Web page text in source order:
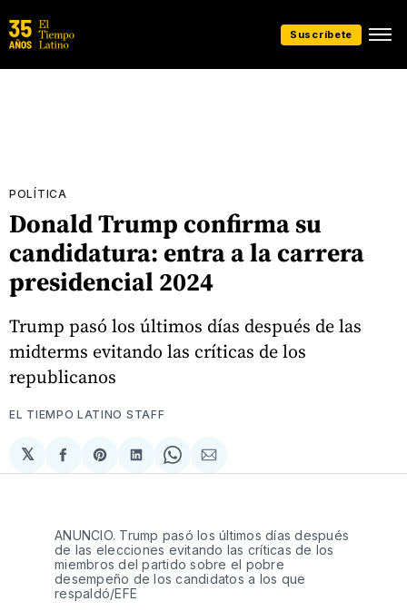
Suscríbete
POLÍTICA
Donald Trump confirma su
candidatura: entra a la carrera
presidencial 2024
Trump pasó los últimos días después de las
midterms evitando las críticas de los
republicanos
EL TIEMPO LATINO STAFF
𝕏
Compartir
en
Share
on
Compartir
en
Share
on
Compartir
via
ANUNCIO. Trump pasó los últimos días después
de las elecciones evitando las críticas de los
miembros del partido sobre el pobre
desempeño de los candidatos a los que
respaldó/EFE